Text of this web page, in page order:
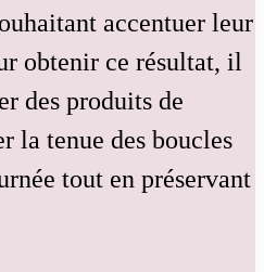
accentuer leur
obtenir ce résultat, il
des produits de
la tenue des boucles
tout en préservant